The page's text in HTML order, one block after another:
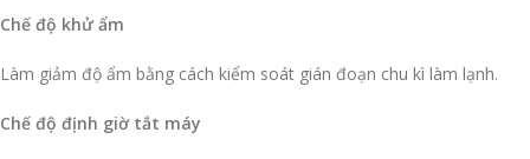
Chế độ khử ẩm
Làm giảm độ ẩm bằng cách kiểm soát gián đoạn chu kì làm lạnh.
Chế độ định giờ tắt máy